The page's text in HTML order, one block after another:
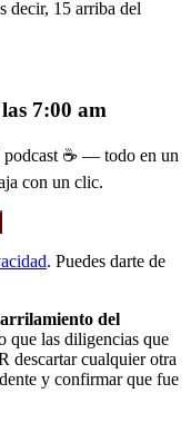
decir, 15 arriba del
7:00 am
podcast ☕ — todo en un
con un clic.
. Puedes darte de
del
que las diligencias que
descartar cualquier otra
y confirmar que fue